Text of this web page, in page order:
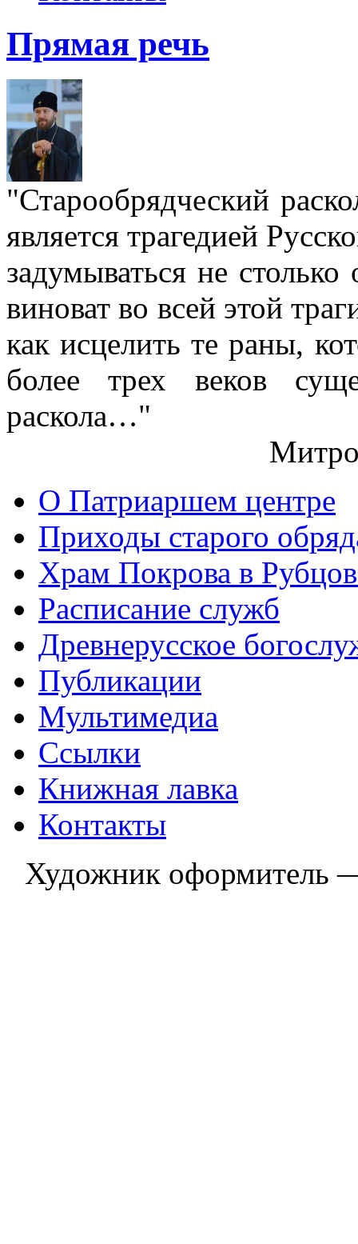
Прямая речь
"Старообрядческий
является трагедией
задумываться не
виноват во всей этой
как исцелить те раны,
более трех веков
раскола…"
О Патриаршем центре
Приходы старого
Храм Покрова в
Расписание служб
Древнерусское
Публикации
Мультимедиа
Ссылки
Книжная лавка
Контакты
Художник оформитель